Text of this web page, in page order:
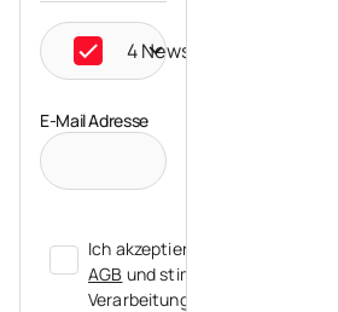
4 Newsletter ausgewählt
E-Mail Adresse
Ich akzeptiere die
AGB und stimme der
Verarbeitung meiner